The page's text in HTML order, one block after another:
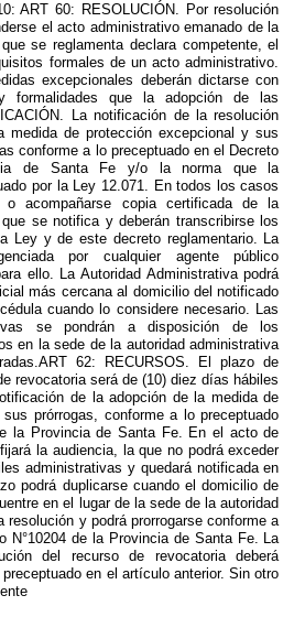
ART 60: RESOLUCIÓN. Por resolución
el acto administrativo emanado de la
se reglamenta declara competente, el
formales de un acto administrativo.
excepcionales deberán dictarse con
formalidades que la adopción de las
La notificación de la resolución
medida de protección excepcional y sus
conforme a lo preceptuado en el Decreto
de Santa Fe y/o la norma que la
por la Ley 12.071. En todos los casos
o acompañarse copia certificada de la
se notifica y deberán transcribirse los
Ley y de este decreto reglamentario. La
por cualquier agente público
ello. La Autoridad Administrativa podrá
más cercana al domicilio del notificado
cuando lo considere necesario. Las
se pondrán a disposición de los
en la sede de la autoridad administrativa
62: RECURSOS. El plazo de
revocatoria será de (10) diez días hábiles
de la adopción de la medida de
prórrogas, conforme a lo preceptuado
la Provincia de Santa Fe. En el acto de
la audiencia, la que no podrá exceder
administrativas y quedará notificada en
podrá duplicarse cuando el domicilio de
en el lugar de la sede de la autoridad
resolución y podrá prorrogarse conforme a
N°10204 de la Provincia de Santa Fe. La
del recurso de revocatoria deberá
en el artículo anterior. Sin otro